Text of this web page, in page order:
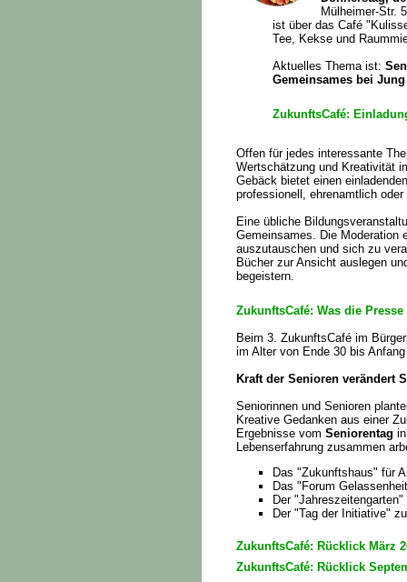
Mülheimer-Str.
ist über das Café
Tee, Kekse und
Aktuelles Thema ist:
Gemeinsames bei
ZukunftsCafé:
Offen für jedes interessante
Wertschätzung und Kreativität
Gebäck bietet einen
professionell, ehrenamtlich
Eine übliche
Gemeinsames. Die Moderation
auszutauschen und sich zu
Bücher zur Ansicht auslegen
begeistern.
ZukunftsCafé: Was die
Beim 3. ZukunftsCafé im
im Alter von Ende 30 bis
Kraft der Senioren verändert
Seniorinnen und Senioren
Kreative Gedanken aus einer
Ergebnisse vom Seniorentag
Lebenserfahrung zusammen
Das "Zukunftshaus" für
Das "Forum
Der
Der "Tag der Initiative"
ZukunftsCafé: Rücklick März
ZukunftsCafé: Rücklick